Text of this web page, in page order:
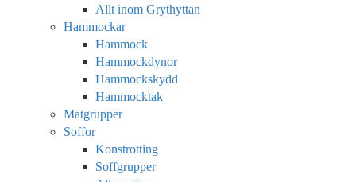
Allt inom Grythyttan
Hammockar
Hammock
Hammockdynor
Hammockskydd
Hammocktak
Matgrupper
Soffor
Konstrotting
Soffgrupper